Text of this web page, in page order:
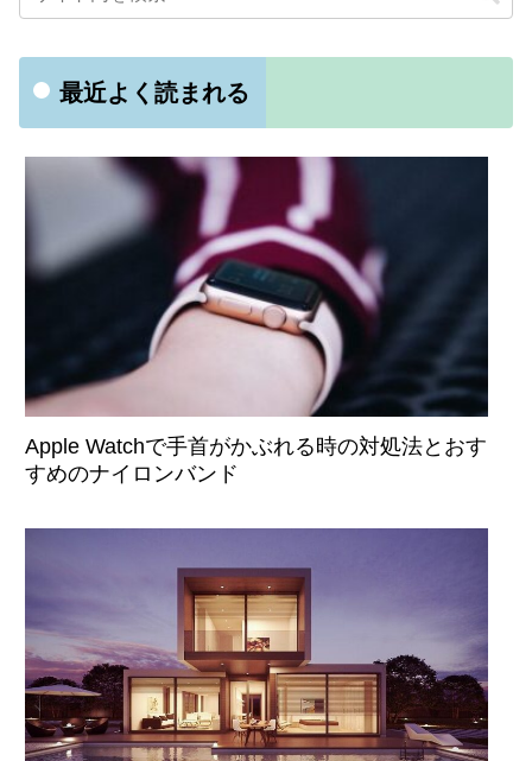
最近よく読まれる
Apple Watchで手首がかぶれる時の対処法とおす
すめのナイロンバンド